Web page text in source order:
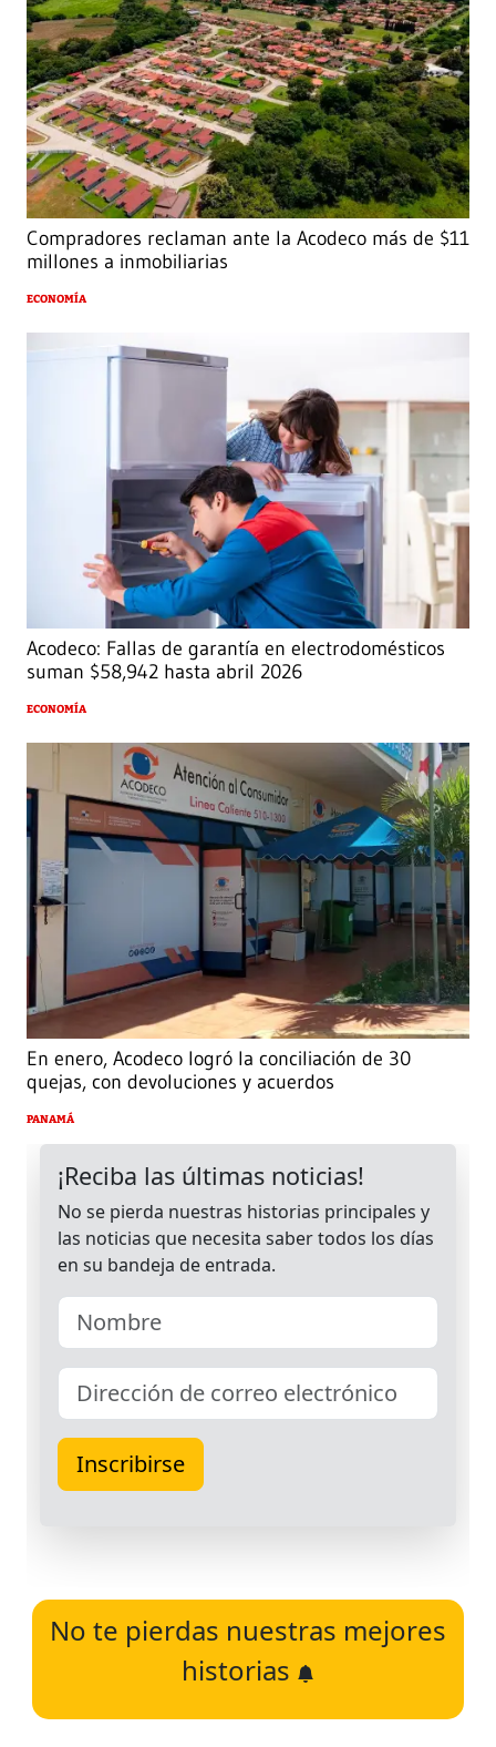
Compradores reclaman ante la Acodeco más de $11
millones a inmobiliarias
ECONOMÍA
Acodeco: Fallas de garantía en electrodomésticos
suman $58,942 hasta abril 2026
ECONOMÍA
En enero, Acodeco logró la conciliación de 30
quejas, con devoluciones y acuerdos
PANAMÁ
No te pierdas nuestras mejores
historias